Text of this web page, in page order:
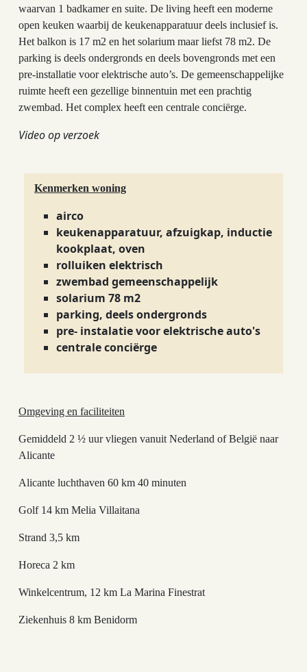
waarvan 1 badkamer en suite. De living heeft een moderne
open keuken waarbij de keukenapparatuur deels inclusief is.
Het balkon is 17 m2 en het solarium maar liefst 78 m2. De
parking is deels ondergronds en deels bovengronds met een
pre-installatie voor elektrische auto’s. De gemeenschappelijke
ruimte heeft een gezellige binnentuin met een prachtig
zwembad. Het complex heeft een centrale conciërge.
Video op verzoek
Kenmerken woning
airco
keukenapparatuur, afzuigkap, inductie
kookplaat, oven
rolluiken elektrisch
zwembad gemeenschappelijk
solarium 78 m2
parking, deels ondergronds
pre- instalatie voor elektrische auto's
centrale conciërge
Omgeving en faciliteiten
Gemiddeld 2 ½ uur vliegen vanuit Nederland of België naar
Alicante
Alicante luchthaven 60 km 40 minuten
Golf 14 km Melia Villaitana
Strand 3,5 km
Horeca 2 km
Winkelcentrum, 12 km La Marina Finestrat
Ziekenhuis 8 km Benidorm